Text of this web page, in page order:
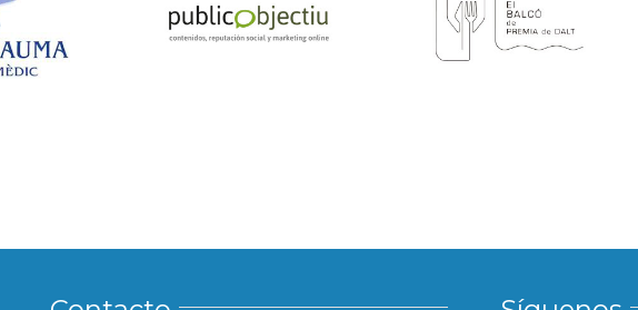
Contacto Síguenos